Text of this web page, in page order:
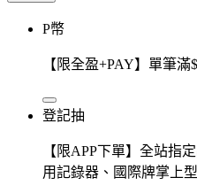
P幣
【限全盈+PAY】單筆滿
登記抽
【限APP下單】全站指
用記錄器、國際牌掌上